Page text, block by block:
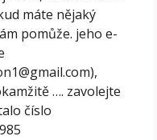
máte nějaký
pomůže. jeho e-
…. zavolejte
číslo